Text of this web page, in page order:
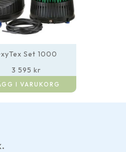
Set 1000
3 595 kr
I VARUKORG